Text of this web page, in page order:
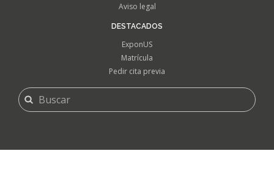
Aviso legal
DESTACADOS
ExponUS
Matrícula
Pedir cita previa
FORMULARIO
DE
BÚSQUEDA
Buscar